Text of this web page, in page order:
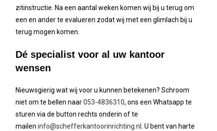
zitinstructie. Na een aantal weken komen wij bij u terug om
een en ander te evalueren zodat wij met een glimlach bij u
terug mogen komen.
Dé specialist voor al uw kantoor
wensen
Nieuwsgierig wat wij voor u kunnen betekenen?Schroom
niet om te bellen naar053-4836310, ons een Whatsapp te
sturen via de button rechts onderinof te
maileninfo@schefferkantoorinrichting.nl .U bent van harte